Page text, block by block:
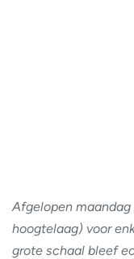
Afgelopen maandag
hoogtelaag) voor
grote schaal bleef